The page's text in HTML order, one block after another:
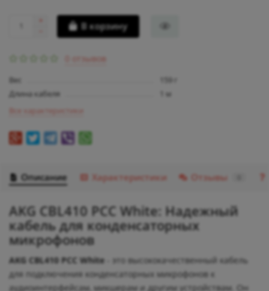
В корзину
0 отзывов
Вес
159 г
Длина кабеля
1 м
Все характеристики
Описание Характеристики Отзывы
AKG CBL410 PCC White: Надежный
кабель для конденсаторных
микрофонов
AKG CBL410 PCC White - это высококачественный кабель
для подключения конденсаторных микрофонов к
аудиоинтерфейсам, микшерам и другим устройствам. Он